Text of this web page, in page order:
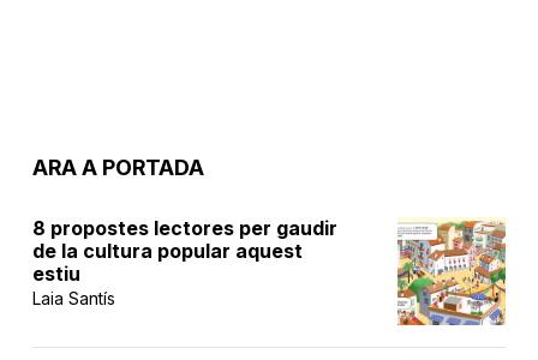
ARA A PORTADA
8 propostes lectores per gaudir
de la cultura popular aquest
estiu
Laia Santís